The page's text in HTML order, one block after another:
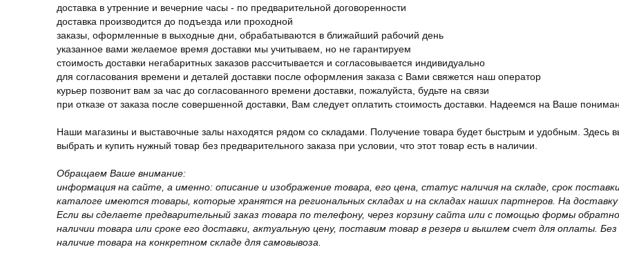
доставка в утренние и вечерние часы - по предварительной договоренности
доставка производится до подъезда или проходной
заказы, оформленные в выходные дни, обрабатываются в ближайший рабочий день
указанное вами желаемое время доставки мы учитываем, но не гарантируем
стоимость доставки негабаритных заказов рассчитывается и согласовывается индивидуально
для согласования времени и деталей доставки после оформления заказа с Вами свяжется наш оператор
курьер позвонит вам за час до согласованного времени доставки, пожалуйста, будьте на связи
при отказе от заказа после совершенной доставки, Вам следует оплатить стоимость доставки. Надеемся на Ваше
Наши магазины и выставочные залы находятся рядом со складами. Получение товара будет быстрым и удобным. Здесь
выбрать и купить нужный товар без предварительного заказа при условии, что этот товар есть в наличии.
Обращаем Ваше внимание:
информация на сайте, а именно: описание и изображение товара, его цена, статус наличия на складе, срок
каталоге имеются товары, которые хранятся на региональных складах и на складах наших партнеров. На
Если вы сделаете предварительный заказ товара по телефону, через корзину сайта или с помощью формы
наличии товара или сроке его доставки, актуальную цену, поставим товар в резерв и вышлем счет для оплаты.
наличие товара на конкретном складе для самовывоза.